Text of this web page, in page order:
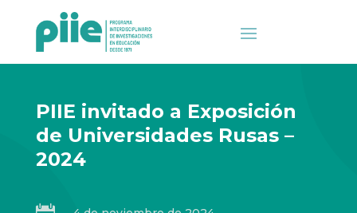
PIIE invitado a Exposición
de Universidades Rusas –
2024